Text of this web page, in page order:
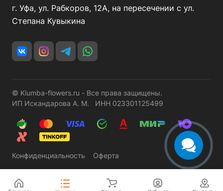
г. Уфа, ул. Рабкоров, 12А, на пересечении с ул.
Степана Кувыкина
© Klumba-flowers.ru - Все права защищены.
ИП Искандарова А. М. ИНН 023301125499
Конфиденциальность Оферта